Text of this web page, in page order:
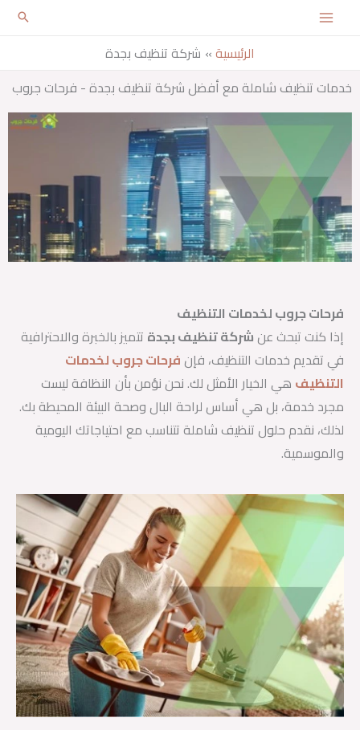
تخطي
الرئيسية
شركة تنظيف بجدة
خدمات تنظيف شاملة مع أفضل شركة تنظيف بجدة - فرحات جروب
فرحات جروب لخدمات التنظيف
إذا كنت تبحث عن شركة تنظيف بجدة تتميز بالخبرة والاحترافية
في تقديم خدمات التنظيف، فإن فرحات جروب لخدمات
التنظيف هي الخيار الأمثل لك. نحن نؤمن بأن النظافة ليست
مجرد خدمة، بل هي أساس لراحة البال وصحة البيئة المحيطة بك.
لذلك، نقدم حلول تنظيف شاملة تتناسب مع احتياجاتك اليومية
والموسمية.